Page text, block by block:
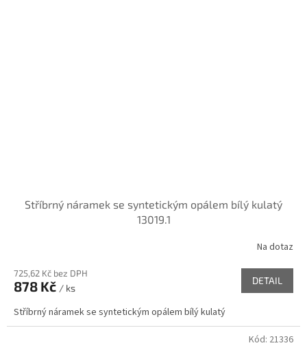
Stříbrný náramek se syntetickým opálem bílý kulatý
13019.1
Na dotaz
725,62 Kč bez DPH
878 Kč / ks
DETAIL
Stříbrný náramek se syntetickým opálem bílý kulatý
Kód: 21336